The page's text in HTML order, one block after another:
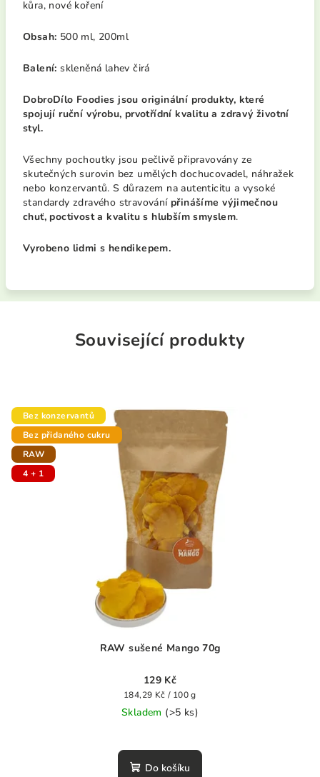
kůra, nové koření
Obsah: 500 ml, 200ml
Balení:skleněná lahev čirá
DobroDílo Foodies jsou originální produkty, které
spojují ruční výrobu, prvotřídní kvalitu a zdravý životní
styl.
Všechny pochoutky jsou pečlivě připravovány ze
skutečných surovin bez umělých dochucovadel, náhražek
nebo konzervantů. S důrazem na autenticitu a vysoké
standardy zdravého stravování přinášíme výjimečnou
chuť, poctivost a kvalitu s hlubším smyslem.
Vyrobeno lidmi s hendikepem.
Související produkty
Bez konzervantů
Bez přidaného cukru
RAW
4 + 1
RAW sušené Mango 70g
129 Kč
Měrná
cena:
184,29 Kč / 100 g
Skladem (>5 ks)
hodnocení
produktu
Do košíku